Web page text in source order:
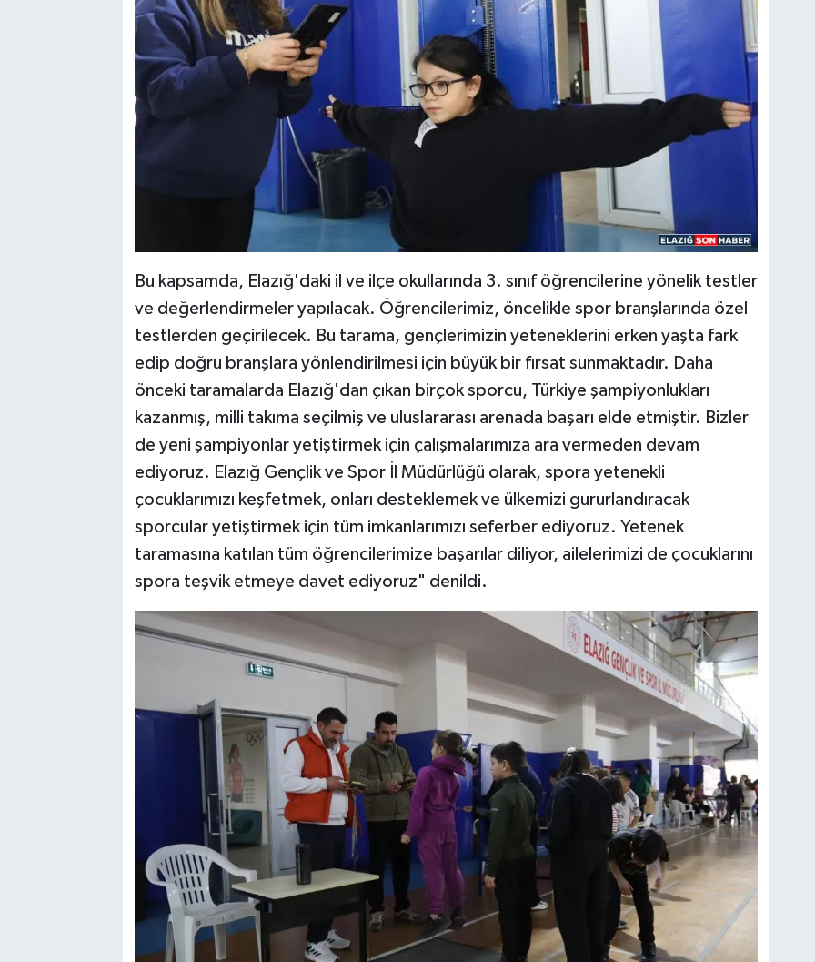
Bu kapsamda, Elazığ'daki il ve ilçe okullarında 3. sınıf öğrencilerine yönelik testler
ve değerlendirmeler yapılacak. Öğrencilerimiz, öncelikle spor branşlarında özel
testlerden geçirilecek. Bu tarama, gençlerimizin yeteneklerini erken yaşta fark
edip doğru branşlara yönlendirilmesi için büyük bir fırsat sunmaktadır. Daha
önceki taramalarda Elazığ'dan çıkan birçok sporcu, Türkiye şampiyonlukları
kazanmış, milli takıma seçilmiş ve uluslararası arenada başarı elde etmiştir. Bizler
de yeni şampiyonlar yetiştirmek için çalışmalarımıza ara vermeden devam
ediyoruz. Elazığ Gençlik ve Spor İl Müdürlüğü olarak, spora yetenekli
çocuklarımızı keşfetmek, onları desteklemek ve ülkemizi gururlandıracak
sporcular yetiştirmek için tüm imkanlarımızı seferber ediyoruz. Yetenek
taramasına katılan tüm öğrencilerimize başarılar diliyor, ailelerimizi de çocuklarını
spora teşvik etmeye davet ediyoruz" denildi.